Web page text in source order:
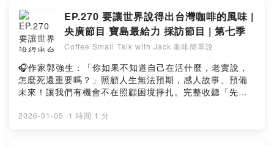
小時投保，手機投保5分鐘新安東京海上產險｜0800-369-
168｜104台北市中山區南京東路三段130號8-13樓——
以上為 Firstory Podcast 廣告 ——加入會員，支持節
目：
https://open.firstory.me/user/ck6e0e6crh9qs08735s9
1my5k留言告訴我你對這一集的想法：
https://open.firstory.me/user/ck6e0e6crh9qs08735s9
1my5k/commentsPowered by Firstory Hosting
EP.270 要讓世界說得出台灣咖啡的風味 |
央廣節目 寶島最給力 採訪節目 | 第七季
Coffee Small Talk with Jack 咖啡簡單說
🎧作家郭強生：「你如果不知道自己在活什麼，老實說，
怎麼死還重要嗎？」照顧人生無法預期，感人故事、預備
未來！讓我們有機會不在照顧困境掙扎。完整收聽「先來
—— 以上為 Firstory Podcast 廣告 ——吉時保：
2026-01-05 · 1 時間 1 分